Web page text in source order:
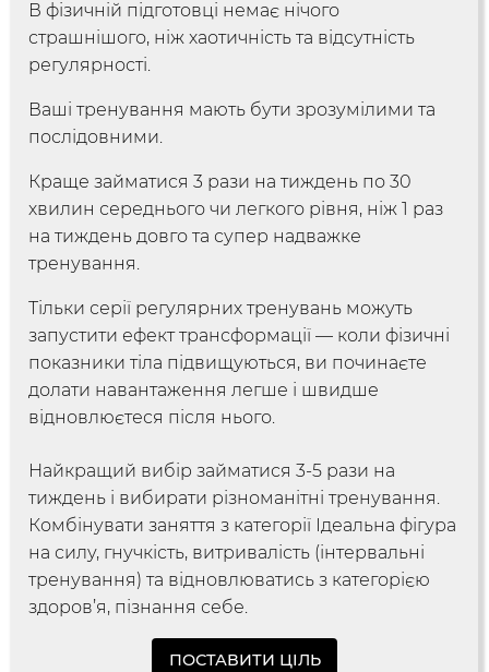
/ Зареєструйся
В фізичній підготовці немає нічого
страшнішого, ніж хаотичність та відсутність
регулярності.
Ваші тренування мають бути зрозумілими та
послідовними.
Краще займатися 3 рази на тиждень по 30
хвилин середнього чи легкого рівня, ніж 1 раз
на тиждень довго та супер надважке
тренування.
Тільки серії регулярних тренувань можуть
запустити ефект трансформації — коли фізичні
показники тіла підвищуються, ви починаєте
долати навантаження легше і швидше
відновлюєтеся після нього.
Найкращий вибір займатися 3-5 рази на
тиждень і вибирати різноманітні тренування.
Комбінувати заняття з категорії Ідеальна фігура
на силу, гнучкість, витривалість (інтервальні
тренування) та відновлюватись з категорією
здоров’я, пізнання себе.
ПОСТАВИТИ ЦІЛЬ